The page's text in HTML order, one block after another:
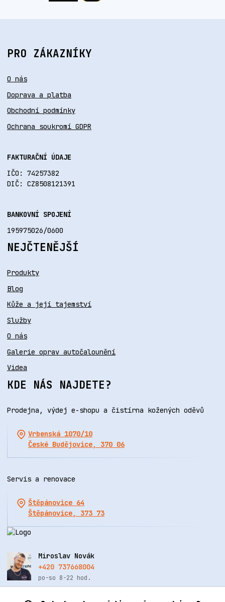
PRO ZÁKAZNÍKY
O nás
Doprava a platba
Obchodní podmínky
Ochrana soukromí GDPR
FAKTURAČNÍ ÚDAJE
IČO: 74257382
DIČ: CZ8508121391
BANKOVNÍ SPOJENÍ
195975026/0600
NEJČTENĚJŠÍ
Produkty
Blog
Kůže a její tajemství
Služby
O nás
Galerie oprav autočalounění
Videa
KDE NÁS NAJDETE?
Prodejna, výdej e-shopu a čistírna kožených oděvů
Vrbenská 1070/10
České Budějovice, 370 06
Servis a renovace
Štěpánovice 64
Štěpánovice, 373 73
Miroslav Novák
+420 737668004
po-so 8-22 hod.